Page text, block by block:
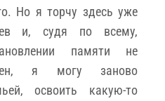
Но я торчу здесь уже
и, судя по всему,
памяти не
я могу заново
освоить какую-то